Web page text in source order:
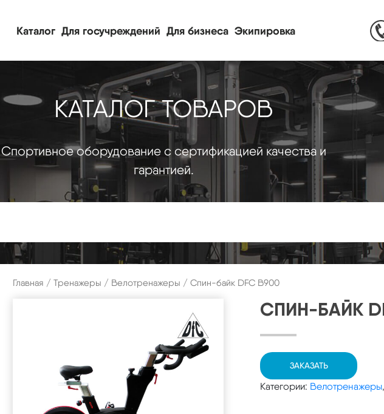
Каталог Для госучреждений Для бизнеса Экипировка
КАТАЛОГ ТОВАРОВ
Спортивное оборудование с сертификацией качества и
гарантией.
Главная / Тренажеры / Велотренажеры / Спин-байк DFC B900
СПИН-БАЙК
ЗАКАЗАТЬ
Категории: Велотренажеры,